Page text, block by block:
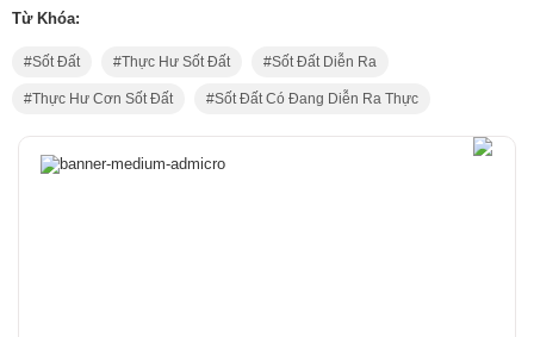
Từ Khóa:
Sốt Đất Thực Hư Sốt Đất Sốt Đất Diễn Ra
Thực Hư Cơn Sốt Đất Sốt Đất Có Đang Diễn Ra Thực